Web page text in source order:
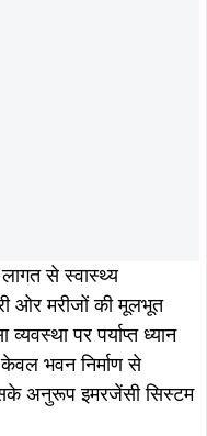
से स्वास्थ्य
ओर मरीजों की मूलभूत
पर पर्याप्त ध्यान
भवन निर्माण से
अनुरूप इमरजेंसी सिस्टम